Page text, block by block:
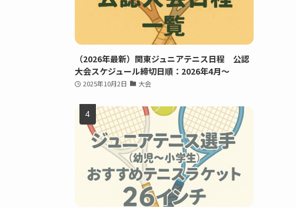
（2026年最新）関東ジュニアテニス日程 公認
大会スケジュール締切日順：2026年4月～
2025年10月2日 大会